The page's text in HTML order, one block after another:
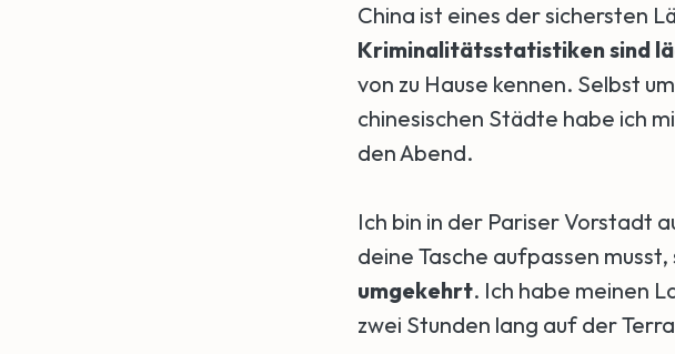
China ist eines der sichersten
Kriminalitätsstatistiken sind
von zu Hause kennen. Selbst
chinesischen Städte habe ich
den Abend.
Ich bin in der Pariser Vorstadt
deine Tasche aufpassen
umgekehrt. Ich habe meinen
zwei Stunden lang auf der